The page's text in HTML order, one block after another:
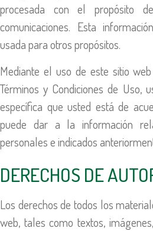
procesada con el propósito
comunicaciones. Esta
usada para otros propósitos.
Mediante el uso de este sitio
Términos y Condiciones de Uso,
específica que usted está de
puede dar a la información
personales e indicados
DERECHOS DE
Los derechos de todos los
web, tales como textos,